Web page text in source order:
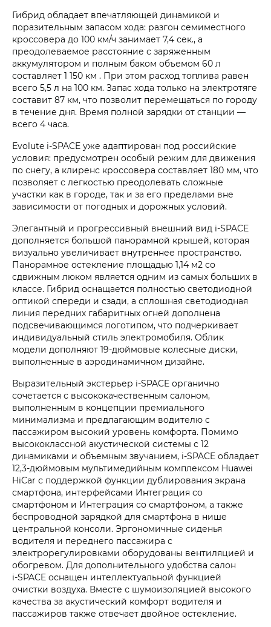
Гибрид обладает впечатляющей динамикой и
поразительным запасом хода: разгон семиместного
кроссовера до 100 км/ч занимает 7,4 сек., а
преодолеваемое расстояние с заряженным
аккумулятором и полным баком объемом 60 л
составляет 1 150 км . При этом расход топлива равен
всего 5,5 л на 100 км. Запас хода только на электротяге
составит 87 км, что позволит перемещаться по городу
в течение дня. Время полной зарядки от станции —
всего 4 часа.
Evolute i‑SPACE уже адаптирован под российские
условия: предусмотрен особый режим для движения
по снегу, а клиренс кроссовера составляет 180 мм, что
позволяет с легкостью преодолевать сложные
участки как в городе, так и за его пределами вне
зависимости от погодных и дорожных условий.
Элегантный и прогрессивный внешний вид i‑SPACE
дополняется большой панорамной крышей, которая
визуально увеличивает внутреннее пространство.
Панорамное остекление площадью 1,14 м2 со
сдвижным люком является одним из самых больших в
классе. Гибрид оснащается полностью светодиодной
оптикой спереди и сзади, а сплошная светодиодная
линия передних габаритных огней дополнена
подсвечивающимся логотипом, что подчеркивает
индивидуальный стиль электромобиля. Облик
модели дополняют 19-дюймовые колесные диски,
выполненные в аэродинамичном дизайне.
Выразительный экстерьер i‑SPACE органично
сочетается с высококачественным салоном,
выполненным в концепции премиального
минимализма и предлагающим водителю с
пассажиром высокий уровень комфорта. Помимо
высококлассной акустической системы с 12
динамиками и объемным звучанием, i‑SPACE обладает
12,3-дюймовым мультимедийным комплексом Huawei
HiCar с поддержкой функции дублирования экрана
смартфона, интерфейсами Интеграция со
смартфоном и Интеграция со смартфоном, а также
беспроводной зарядкой для смартфона в нише
центральной консоли. Эргономичные сиденья
водителя и переднего пассажира с
электрорегулировками оборудованы вентиляцией и
обогревом. Для дополнительного удобства салон
i‑SPACE оснащен интеллектуальной функцией
очистки воздуха. Вместе с шумоизоляцией высокого
качества за акустический комфорт водителя и
пассажиров также отвечает двойное остекление.